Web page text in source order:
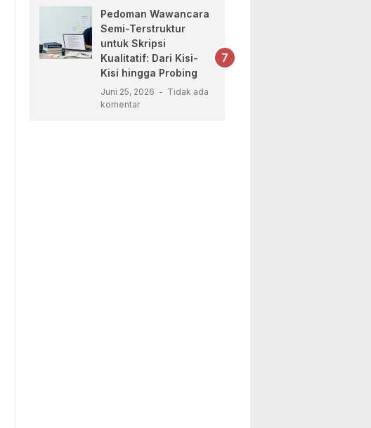
Pedoman Wawancara
Semi-Terstruktur
untuk Skripsi
Kualitatif: Dari Kisi-
Kisi hingga Probing
Juni 25, 2026
Tidak ada
komentar